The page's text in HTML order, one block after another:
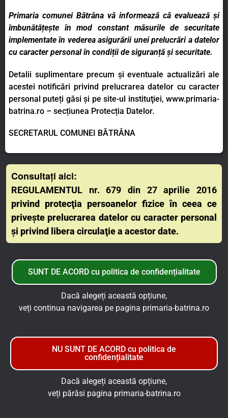
Primaria comunei Bătrâna vă informează că evaluează și
îmbunătățește în mod constant măsurile de securitate
implementate în vederea asigurării unei prelucrări a datelor
cu caracter personal în condiții de siguranță și securitate.
Detalii suplimentare precum și eventuale actualizări ale
acestei notificări privind prelucrarea datelor cu caracter
personal puteți găsi și pe site-ul instituţiei, www.primaria-
batrina.ro – secțiunea Protecția Datelor.
SECRETARUL COMUNEI BĂTRÂNA
Consultați aici:
REGULAMENTUL nr. 679 din 27 aprilie 2016
privind protecţia persoanelor fizice în ceea ce
priveşte prelucrarea datelor cu caracter personal
şi privind libera circulaţie a acestor date.
SUNT DE ACORD cu politica de confidențialitate
Dacă alegeți această opțiune,
veți continua navigarea pe pagina primaria-batrina.ro
NU SUNT DE ACORD cu politica de
confidențialitate
Dacă alegeți această opțiune,
veți părăsi pagina primaria-batrina.ro